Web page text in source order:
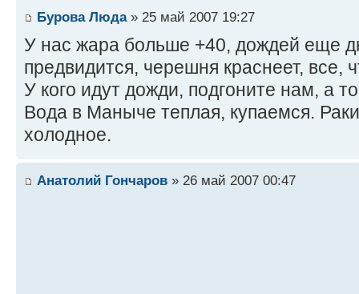
Бурова Люда» 25 май 2007 19:27
У нас жара больше +40, дождей еще
предвидится, черешня краснеет, все,
У кого идут дожди, подгоните нам, а
Вода в Маныче теплая, купаемся.
холодное.
Анатолий Гончаров » 26 май 2007 00:47